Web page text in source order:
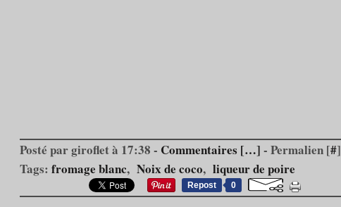
Posté par giroflet à 17:38 - Commentaires […] - Permalien [#]
Tags: fromage blanc, Noix de coco, liqueur de poire
Repost 0